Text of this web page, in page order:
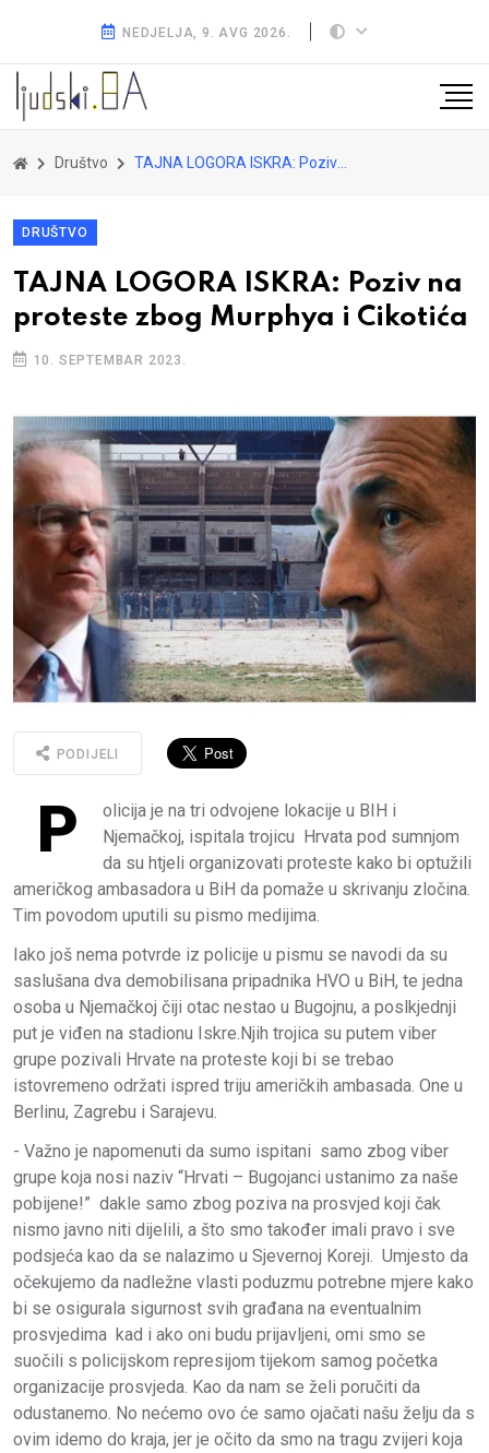
NEDJELJA, 9. AVG 2026.
Društvo TAJNA LOGORA ISKRA: Poziv na proteste zbog Murphya i Cikotića
DRUŠTVO
TAJNA LOGORA ISKRA: Poziv na
proteste zbog Murphya i Cikotića
10. SEPTEMBAR 2023.
PODIJELI
P
olicija je na tri odvojene lokacije u BIH i
Njemačkoj, ispitala trojicu Hrvata pod sumnjom
da su htjeli organizovati proteste kako bi optužili
američkog ambasadora u BiH da pomaže u skrivanju zločina.
Tim povodom uputili su pismo medijima.
Iako još nema potvrde iz policije u pismu se navodi da su
saslušana dva demobilisana pripadnika HVO u BiH, te jedna
osoba u Njemačkoj čiji otac nestao u Bugojnu, a poslkjednji
put je viđen na stadionu Iskre.Njih trojica su putem viber
grupe pozivali Hrvate na proteste koji bi se trebao
istovremeno održati ispred triju američkih ambasada. One u
Berlinu, Zagrebu i Sarajevu.
- Važno je napomenuti da sumo ispitani samo zbog viber
grupe koja nosi naziv “Hrvati – Bugojanci ustanimo za naše
pobijene!” dakle samo zbog poziva na prosvjed koji čak
nismo javno niti dijelili, a što smo također imali pravo i sve
podsjeća kao da se nalazimo u Sjevernoj Koreji. Umjesto da
očekujemo da nadležne vlasti poduzmu potrebne mjere kako
bi se osigurala sigurnost svih građana na eventualnim
prosvjedima kad i ako oni budu prijavljeni, omi smo se
suočili s policijskom represijom tijekom samog početka
organizacije prosvjeda. Kao da nam se želi poručiti da
odustanemo. No nećemo ovo će samo ojačati našu želju da s
ovim idemo do kraja, jer je očito da smo na tragu zvijeri koja